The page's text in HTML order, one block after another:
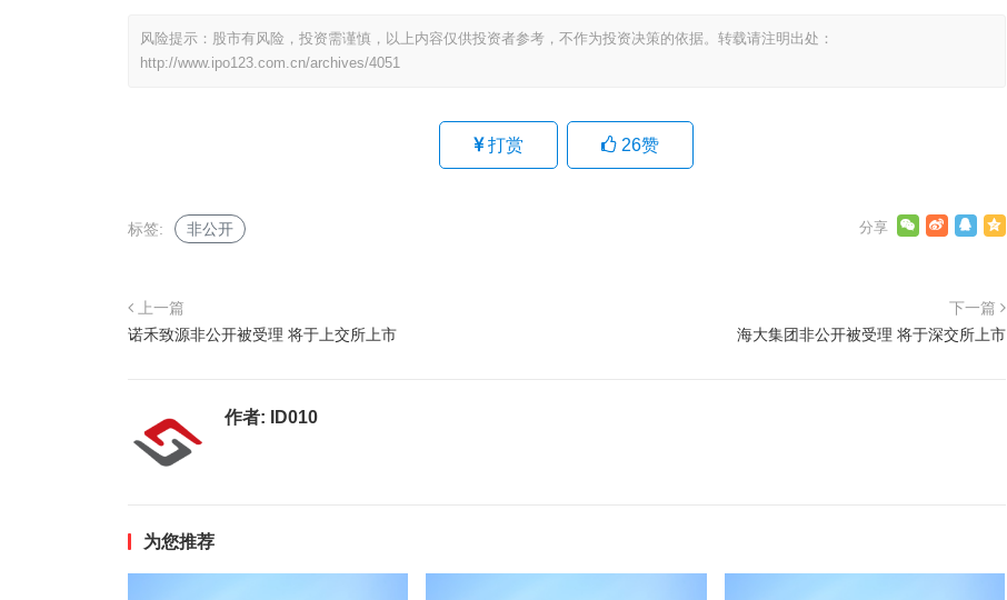
风险提示：股市有风险，投资需谨慎，以上内容仅供投资者参考，不作为投资决策的依据。转载请注明出处：
http://www.ipo123.com.cn/archives/4051
打赏 26赞
标签: 非公开
上一篇
诺禾致源非公开被受理 将于上交所上市
下一篇
海大集团非公开被受理 将于深交所上市
作者: ID010
为您推荐